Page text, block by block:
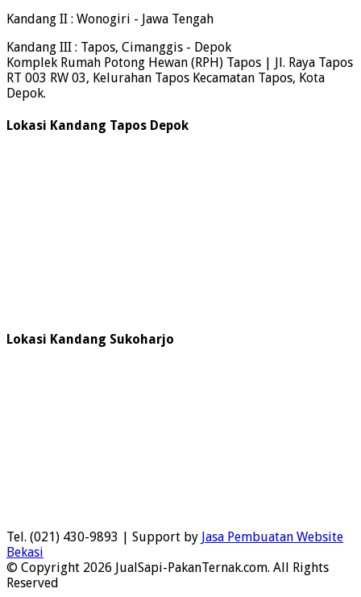
Kandang II : Wonogiri - Jawa Tengah
Kandang III : Tapos, Cimanggis - Depok
Komplek Rumah Potong Hewan (RPH) Tapos | Jl. Raya Tapos
RT 003 RW 03, Kelurahan Tapos Kecamatan Tapos, Kota
Depok.
Lokasi Kandang Tapos Depok
Lokasi Kandang Sukoharjo
Tel. (021) 430-9893 | Support by Jasa Pembuatan Website
Bekasi
© Copyright 2026 JualSapi-PakanTernak.com. All Rights
Reserved